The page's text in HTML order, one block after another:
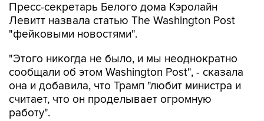
Пресс-секретарь Белого дома Кэролайн
Левитт назвала статью The Washington Post
"фейковыми новостями".
"Этого никогда не было, и мы неоднократно
сообщали об этом Washington Post", - сказала
она и добавила, что Трамп "любит министра и
считает, что он проделывает огромную
работу".